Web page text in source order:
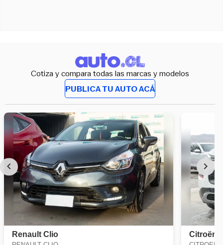
Cotiza y compara todas las marcas y modelos
PUBLICA TU AUTO ACÁ